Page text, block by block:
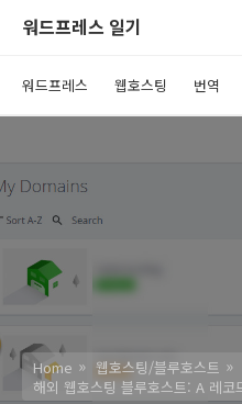
워드프레스 일기
워드프레스 웹호스팅 번역
Home
웹호스팅/블루호스트
해외 웹호스팅 블루호스트: A 레코